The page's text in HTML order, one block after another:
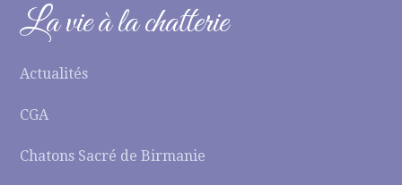
La vie à la chatterie
Actualités
CGA
Chatons Sacré de Birmanie